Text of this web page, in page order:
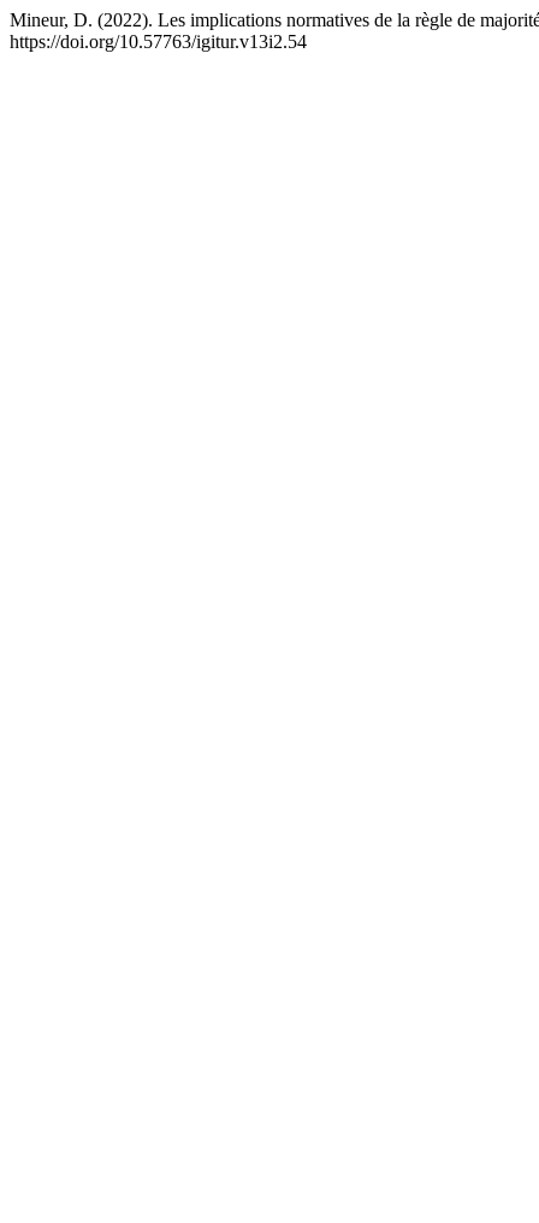
Mineur, D. (2022). Les implications normatives de la règle de
https://doi.org/10.57763/igitur.v13i2.54